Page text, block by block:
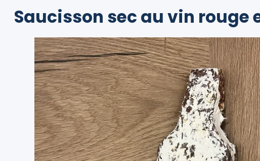
Saucisson sec au vin rouge